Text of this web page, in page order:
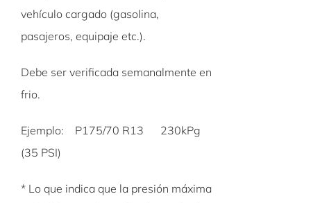
vehículo cargado (gasolina,
pasajeros, equipaje etc.).
Debe ser verificada semanalmente en
frio.
Ejemplo: P175/70 R13 230kPg
(35 PSI)
* Lo que indica que la presión máxima